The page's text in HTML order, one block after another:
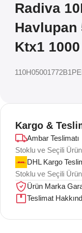
Radiva
Havlupan
Ktx1
Kargo &
Ambar Teslimatı
Stoklu ve Seçili
DHL Kargo
Stoklu ve Seçili
Ürün Marka
Teslimat